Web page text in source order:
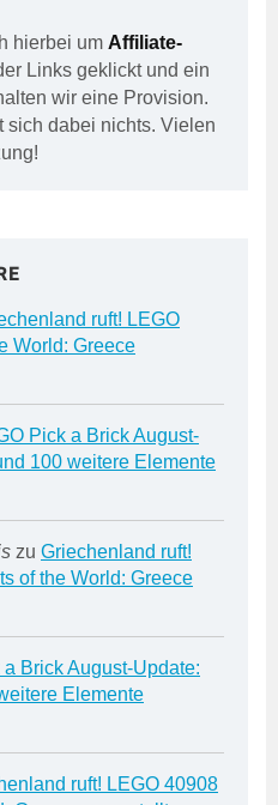
hierbei um Affiliate-
Links geklickt und ein
wir eine Provision.
sich dabei nichts. Vielen
ruft! LEGO
World: Greece
Pick a Brick August-
100 weitere Elemente
zu Griechenland ruft!
of the World: Greece
a Brick August-Update:
Elemente
ruft! LEGO 40908